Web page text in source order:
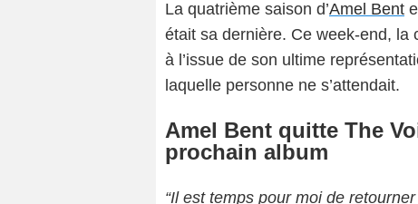
La quatrième saison d’Amel Bent
était sa dernière. Ce week-end, la
à l’issue de son ultime
laquelle personne ne s’attendait.
Amel Bent quitte The
prochain album
“Il est temps pour moi de